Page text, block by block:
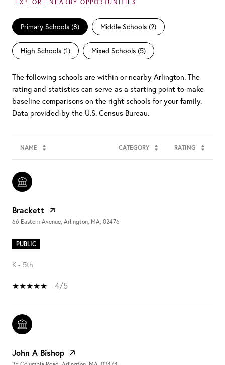
Primary Schools (8) Middle Schools (2)
High Schools (1) Mixed Schools (5)
The following schools are within or nearby Arlington. The
rating and statistics can serve as a starting point to make
baseline comparisons on the right schools for your family.
NAME CATEGORY RATING
Brackett
66 Eastern Avenue, Arlington, MA, 02476
PUBLIC
K - 5th
4/5
John A Bishop